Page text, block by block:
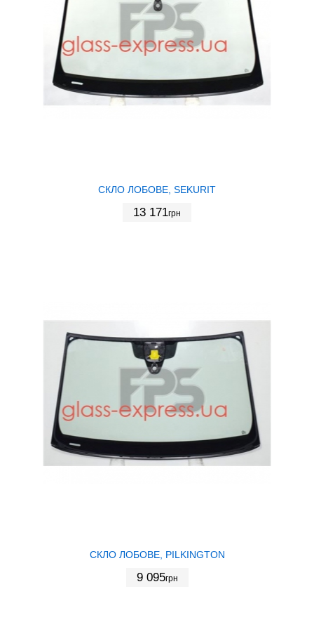
СКЛО ЛОБОВЕ, SEKURIT
13 171грн
СКЛО ЛОБОВЕ, PILKINGTON
9 095грн